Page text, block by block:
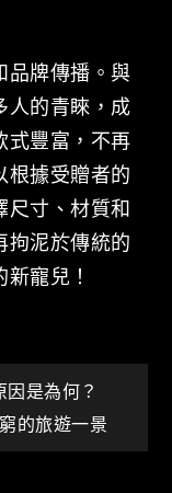
品牌傳播。與
人的青睞，成
式豐富，不再
根據受贈者的
尺寸、材質和
拘泥於傳統的
寵兒！
是為何？
的旅遊一景